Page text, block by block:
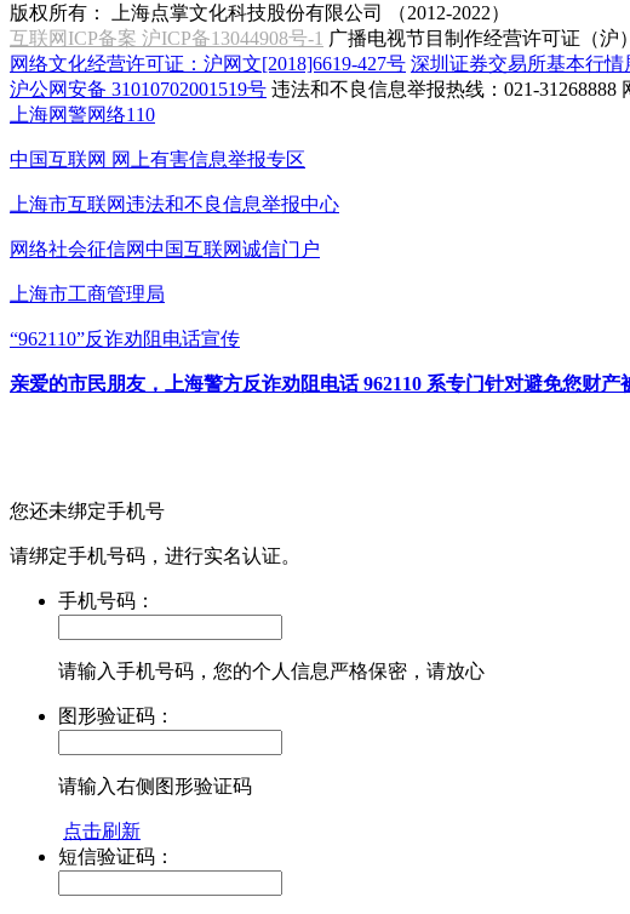
版权所有：
上海点掌文化科技股份有限公司 （2012-2022）
互联网ICP备案 沪ICP备13044908号-1 广播电视节目制作经营许可证（沪
网络文化经营许可证：沪网文[2018]6619-427号 深圳证券交易所基本行情
沪公网安备 31010702001519号 违法和不良信息举报热线：021-31268888
上海网警网络110
中国互联网 网上有害信息举报专区
上海市互联网违法和不良信息举报中心
网络社会征信网中国互联网诚信门户
上海市工商管理局
“962110”反诈劝阻电话宣传
亲爱的市民朋友，上海警方反诈劝阻电话 962110 系专门针对避免您财
您还未绑定手机号
请绑定手机号码，进行实名认证。
手机号码：
请输入手机号码，您的个人信息严格保密，请放心
图形验证码：
请输入右侧图形验证码
点击刷新
短信验证码：